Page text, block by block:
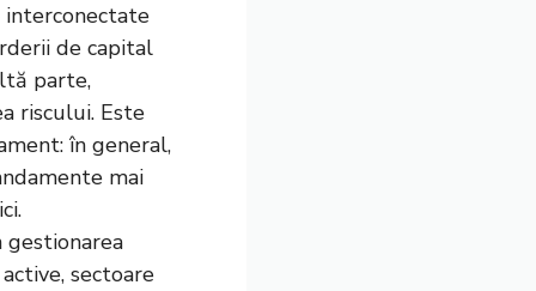
interconectate
de capital
parte,
riscului. Este
în general,
mai
gestionarea
sectoare